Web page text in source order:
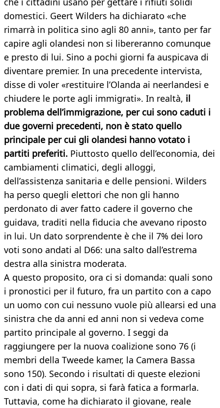
domestici. Geert Wilders ha dichiarato «che
rimarrà in politica sino agli 80 anni», tanto per far
capire agli olandesi non si libereranno comunque
e presto di lui. Sino a pochi giorni fa auspicava di
diventare premier. In una precedente intervista,
disse di voler «restituire l’Olanda ai neerlandesi e
chiudere le porte agli immigrati». In realtà, il
problema dell’immigrazione, per cui sono caduti i
due governi precedenti, non è stato quello
principale per cui gli olandesi hanno votato i
partiti preferiti. Piuttosto quello dell’economia, dei
cambiamenti climatici, degli alloggi,
dell’assistenza sanitaria e delle pensioni. Wilders
ha perso quegli elettori che non gli hanno
perdonato di aver fatto cadere il governo che
guidava, traditi nella fiducia che avevano riposto
in lui. Un dato sorprendente è che il 7% dei loro
voti sono andati al D66: una salto dall’estrema
destra alla sinistra moderata.
A questo proposito, ora ci si domanda: quali sono
i pronostici per il futuro, fra un partito con a capo
un uomo con cui nessuno vuole più allearsi ed una
sinistra che da anni ed anni non si vedeva come
partito principale al governo. I seggi da
raggiungere per la nuova coalizione sono 76 (i
membri della Tweede kamer, la Camera Bassa
sono 150). Secondo i risultati di queste elezioni
con i dati di qui sopra, si farà fatica a formarla.
Tuttavia, come ha dichiarato il giovane, reale